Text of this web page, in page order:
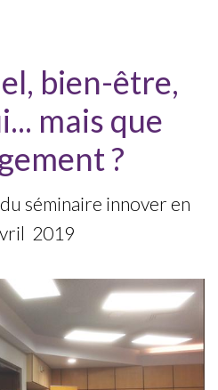
bien-être,
mais que
?
séminaire innover en
2019